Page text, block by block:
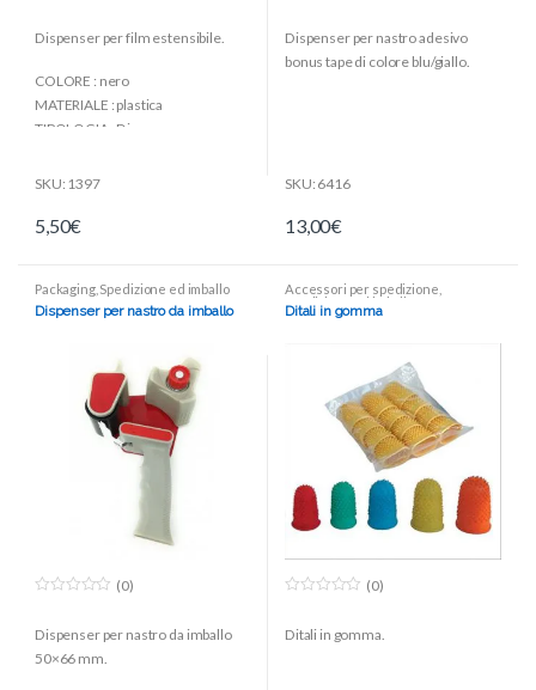
u
f
Dispenser per film estensibile.
COLORE : nero
MATERIALE : plastica
TIPOLOGIA : Dispenser
SKU: 1397
5,50€
u
o
Dispenser per nastro adesivo
bonus tape di colore blu/giallo.
SKU: 6416
13,00€
Packaging, Spedizione ed imballo
Dispenser per nastro da imballo
u
o
(0)
Dispenser per nastro da imballo
50×66 mm.
Accessori per spedizione
Spedizione ed imballo
Ditali in gomma
u
(0)
Ditali in gomma.